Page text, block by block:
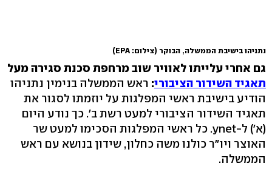
נתניהו בישיבת הממשלה, הבוקר (צילום: EPA)
גם אחרי עלייתו לאוויר שוב מרחפת סכנת סגירה מעל
תאגיד השידור הציבורי: ראש הממשלה בנימין נתניהו
הודיע בישיבת ראשי המפלגות על יוזמתו לסגור את
תאגיד השידור הציבורי למעט רשת ב'. כך נודע היום
(א') ל-ynet. כל ראשי המפלגות הסכימו למעט שר
האוצר ויו"ר כולנו משה כחלון, שידון בנושא עם ראש
הממשלה.